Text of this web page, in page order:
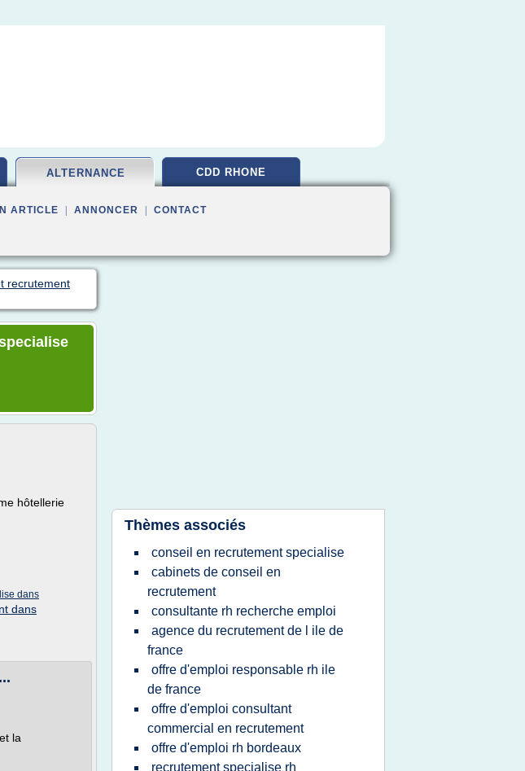
ALTERNANCE CDD RHONE
ARTICLE ANNONCER CONTACT
recrutement
hôtellerie
dans
dans
la
Thèmes associés
conseil en recrutement specialise
cabinets de conseil en
recrutement
consultante rh recherche emploi
agence du recrutement de l ile de
france
offre d'emploi responsable rh ile
de france
offre d'emploi consultant
commercial en recrutement
offre d'emploi rh bordeaux
recrutement specialise rh